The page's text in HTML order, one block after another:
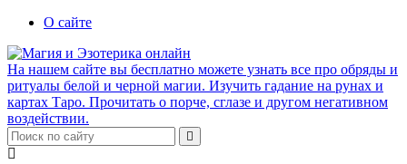
О сайте
На нашем сайте вы бесплатно можете узнать все про обряды и
ритуалы белой и черной магии. Изучить гадание на рунах и
картах Таро. Прочитать о порче, сглазе и другом негативном
воздействии.